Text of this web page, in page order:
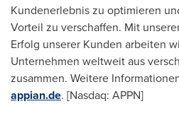
Kundenerlebnis zu optimieren
Vorteil zu verschaffen. Mit
Erfolg unserer Kunden arbeiten
Unternehmen weltweit aus
zusammen. Weitere
appian.de. [Nasdaq: APPN]